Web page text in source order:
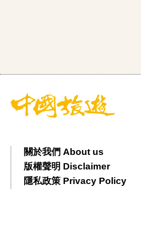
關於我們 About us
版權聲明 Disclaimer
隱私政策 Privacy Policy